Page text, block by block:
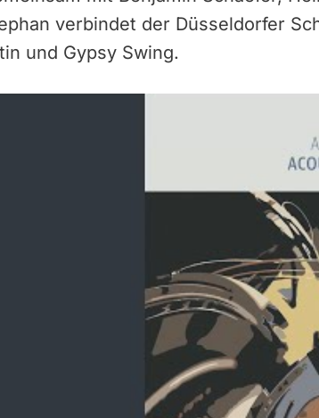
verbindet der Düsseldorfer
und Gypsy Swing.